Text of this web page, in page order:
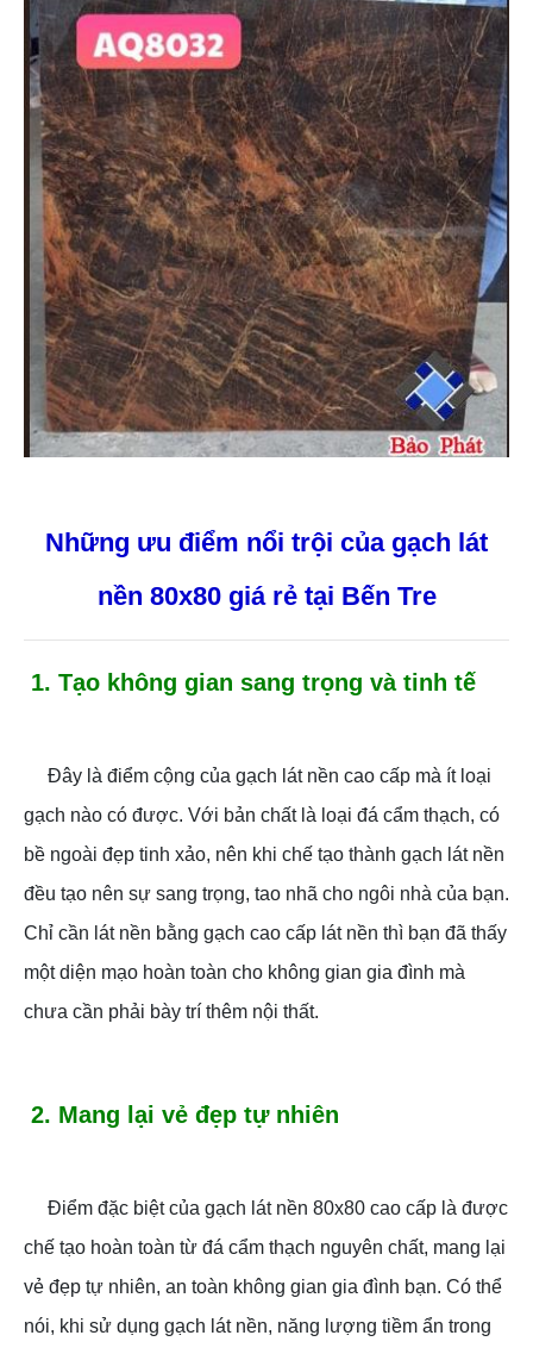
Những ưu điểm nổi trội của gạch lát
nền 80x80 giá rẻ tại Bến Tre
1. Tạo không gian sang trọng và tinh tế
Đây là điểm cộng của gạch lát nền cao cấp mà ít loại
gạch nào có được. Với bản chất là loại đá cẩm thạch, có
bề ngoài đẹp tinh xảo, nên khi chế tạo thành gạch lát nền
đều tạo nên sự sang trọng, tao nhã cho ngôi nhà của bạn.
Chỉ cần lát nền bằng gạch cao cấp lát nền thì bạn đã thấy
một diện mạo hoàn toàn cho không gian gia đình mà
chưa cần phải bày trí thêm nội thất.
2. Mang lại vẻ đẹp tự nhiên
Điểm đặc biệt của gạch lát nền 80x80 cao cấp là được
chế tạo hoàn toàn từ đá cẩm thạch nguyên chất, mang lại
vẻ đẹp tự nhiên, an toàn không gian gia đình bạn. Có thể
nói, khi sử dụng gạch lát nền, năng lượng tiềm ẩn trong